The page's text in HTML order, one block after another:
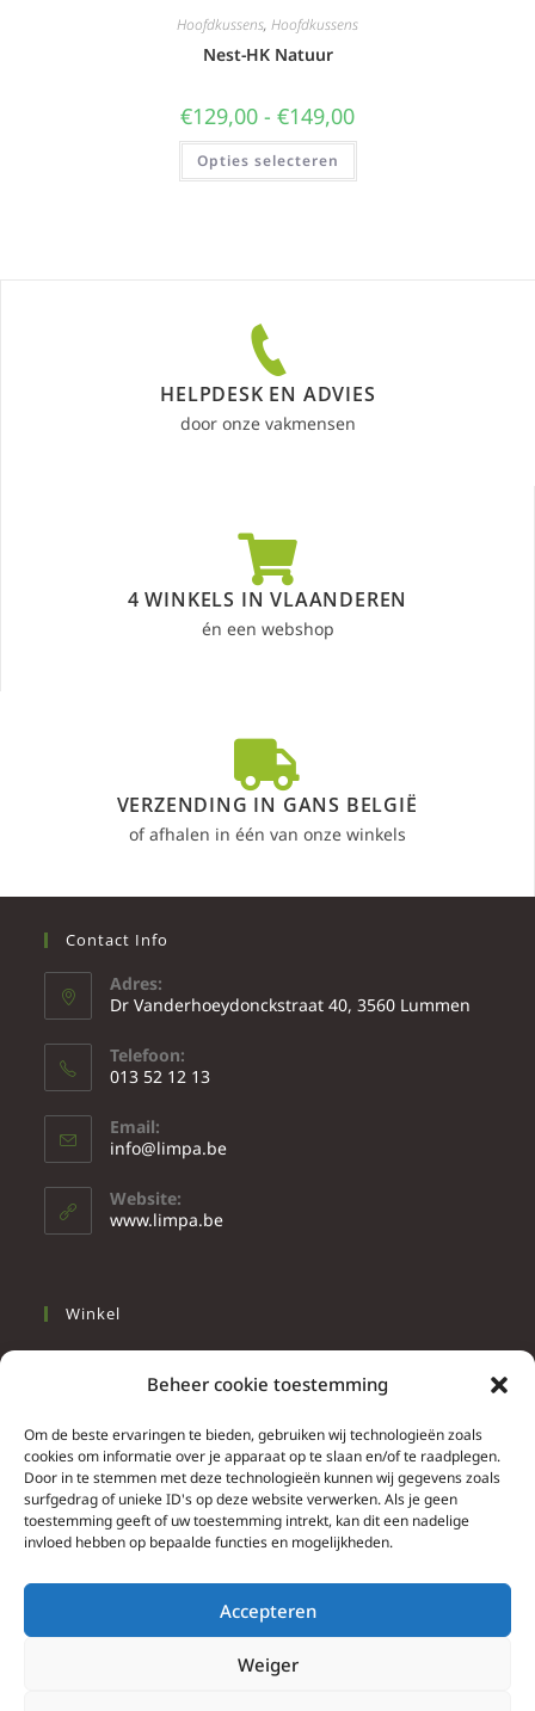
Beheer cookie toestemming
Om de beste ervaringen te bieden, gebruiken wij technologieën zoals
cookies om informatie over je apparaat op te slaan en/of te raadplegen.
Door in te stemmen met deze technologieën kunnen wij gegevens zoals
surfgedrag of unieke ID's op deze website verwerken. Als je geen
toestemming geeft of uw toestemming intrekt, kan dit een nadelige
invloed hebben op bepaalde functies en mogelijkheden.
Accepteren
Weiger
Hoofdkussens, Hoofdkussens
Nest-HK Natuur
€129,00 - €149,00
Opties selecteren
HELPDESK EN ADVIES
door onze vakmensen
4 WINKELS IN VLAANDEREN
én een webshop
VERZENDING IN GANS BELGIË
of afhalen in één van onze winkels
Contact Info
Adres:
Dr Vanderhoeydonckstraat 40, 3560 Lummen
Telefoon:
013 52 12 13
Email:
info@limpa.be
Website:
www.limpa.be
Winkel
Wonen
Info
Contacteer ons